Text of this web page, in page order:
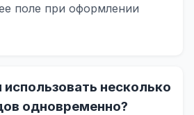
поле при оформлении
несколько
одновременно?